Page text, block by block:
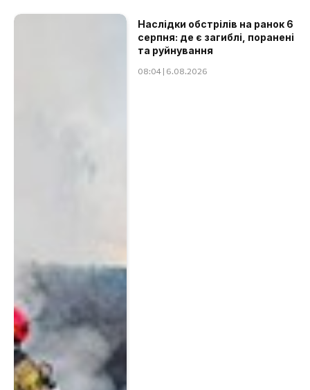
Наслідки обстрілів на ранок 6
серпня: де є загиблі, поранені
та руйнування
08:04 | 6.08.2026